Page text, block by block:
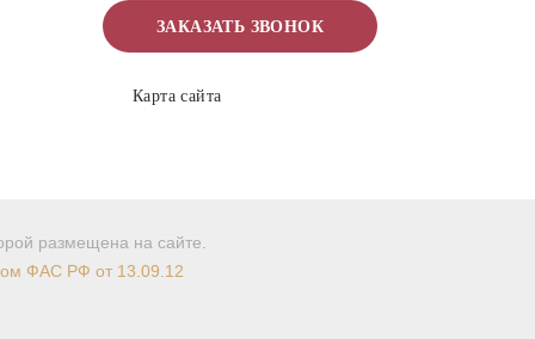
ЗАКАЗАТЬ ЗВОНОК
Карта сайта
размещена на сайте.
ФАС РФ от 13.09.12